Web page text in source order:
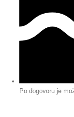
Po dogovoru je